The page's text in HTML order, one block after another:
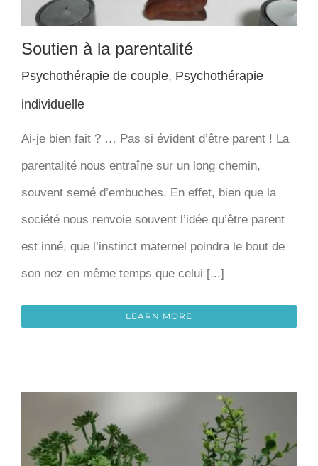
Soutien à la parentalité
Psychothérapie de couple, Psychothérapie
individuelle
Ai-je bien fait ? … Pas si évident d’être parent ! La
parentalité nous entraîne sur un long chemin,
souvent semé d’embuches. En effet, bien que la
société nous renvoie souvent l’idée qu’être parent
est inné, que l’instinct maternel poindra le bout de
son nez en même temps que celui [...]
LEARN MORE